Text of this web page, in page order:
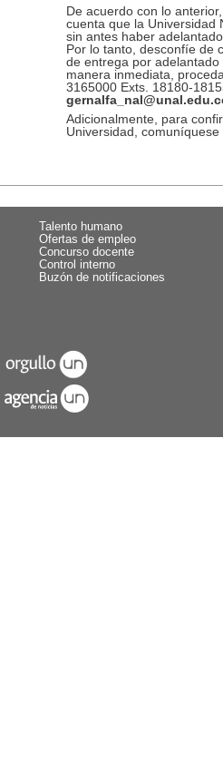
De acuerdo con lo
cuenta que la Universidad
sin antes haber
Por lo tanto, desconfíe de
de entrega por
manera inmediata,
3165000 Exts. 18180-
Adicionalmente, para
Universidad,
Talento humano
Ofertas de empleo
Concurso docente
Control interno
Buzón de notificaciones